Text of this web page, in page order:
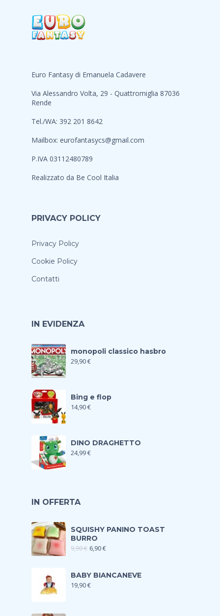
Euro Fantasy di Emanuela Cadavere
Via Alessandro Volta, 29 - Quattromiglia 87036
Rende
Tel./WA: 392 201 8642
Mailbox: eurofantasycs@gmail.com
P.IVA 03112480789
Realizzato da Be Cool Italia
PRIVACY POLICY
Privacy Policy
Cookie Policy
Contatti
IN EVIDENZA
monopoli classico hasbro
29,90€
Bing e flop
14,90€
DINO DRAGHETTO
24,99€
IN OFFERTA
SQUISHY PANINO TOAST
BURRO
9,90€ 6,90€
BABY BIANCANEVE
19,90€